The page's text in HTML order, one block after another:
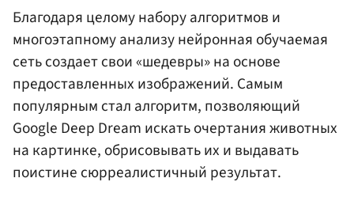
Благодаря целому набору алгоритмов и
многоэтапному анализу нейронная обучаемая
сеть создает свои «шедевры» на основе
предоставленных изображений. Самым
популярным стал алгоритм, позволяющий
Google Deep Dream искать очертания животных
на картинке, обрисовывать их и выдавать
поистине сюрреалистичный результат.